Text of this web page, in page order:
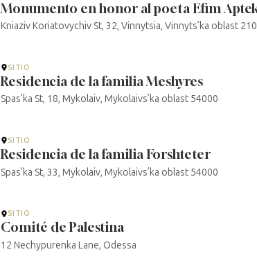
Monumento en honor al poeta Efim
Kniaziv Koriatovychiv St, 32, Vinnytsia, Vinnyts’ka oblast
SITIO
Residencia de la familia Meshyres
Spas’ka St, 18, Mykolaiv, Mykolaivs’ka oblast 54000
SITIO
Residencia de la familia Forshteter
Spas’ka St, 33, Mykolaiv, Mykolaivs’ka oblast 54000
SITIO
Comité de Palestina
12 Nechypurenka Lane, Odessa